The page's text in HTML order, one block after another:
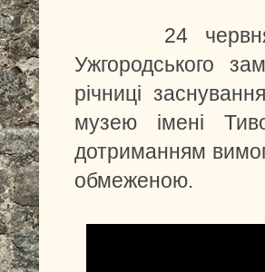
24 червня
Ужгородського
річниці
музею імені
дотриманням
обмеженою.